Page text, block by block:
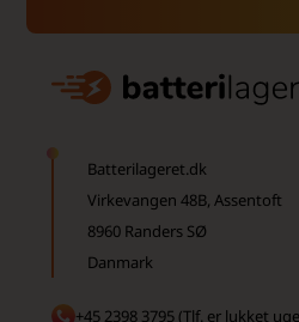
Batterilageret.dk
Virkevangen 48B, Assentoft
8960 Randers SØ
Danmark
+45 2398 3795 (Tlf. er lukket